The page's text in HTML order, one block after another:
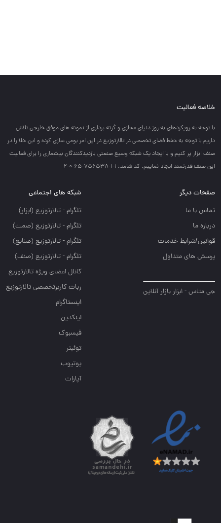
خلاصه فعالیت
با توجه به رويكردهاي به روز دنياي مجازي و گرته برداري از نمونه هاي موفق خارجي تلاش
داريم با توجه به حفظ فضاي تخصصي در تالارتوزيع در اين امر بومي سازي كرده و اين خلا را در
صنف ابزار پر كنيم و با ايجاد يك شبكه وسيع صنعتي بازديدكنندگان بيشماري را براي فعاليت
اين صنف قدرتمند ايجاد نماييم. کد شامد: 1-1-756538-65-0-2
صفحات دیگر
تماس با ما
درباره ما
قوانین/شرایط خدمات
پرسش های متداول
جی متاس - ابزار بازار آنلاین
شبکه های اجتماعی
تلگرام - تالارتوزيع (ابزار)
تلگرام - تالارتوزيع (صمت)
تلگرام - تالارتوزيع (صنايع)
تلگرام - تالارتوزیع (صنف)
کانال اعضای ویژه تالارتوزیع
ربات کاربرتخصصی تالارتوزیع
اینستاگرام
لینکدین
فیسبوک
توئیتر
یوتیوب
آپارات